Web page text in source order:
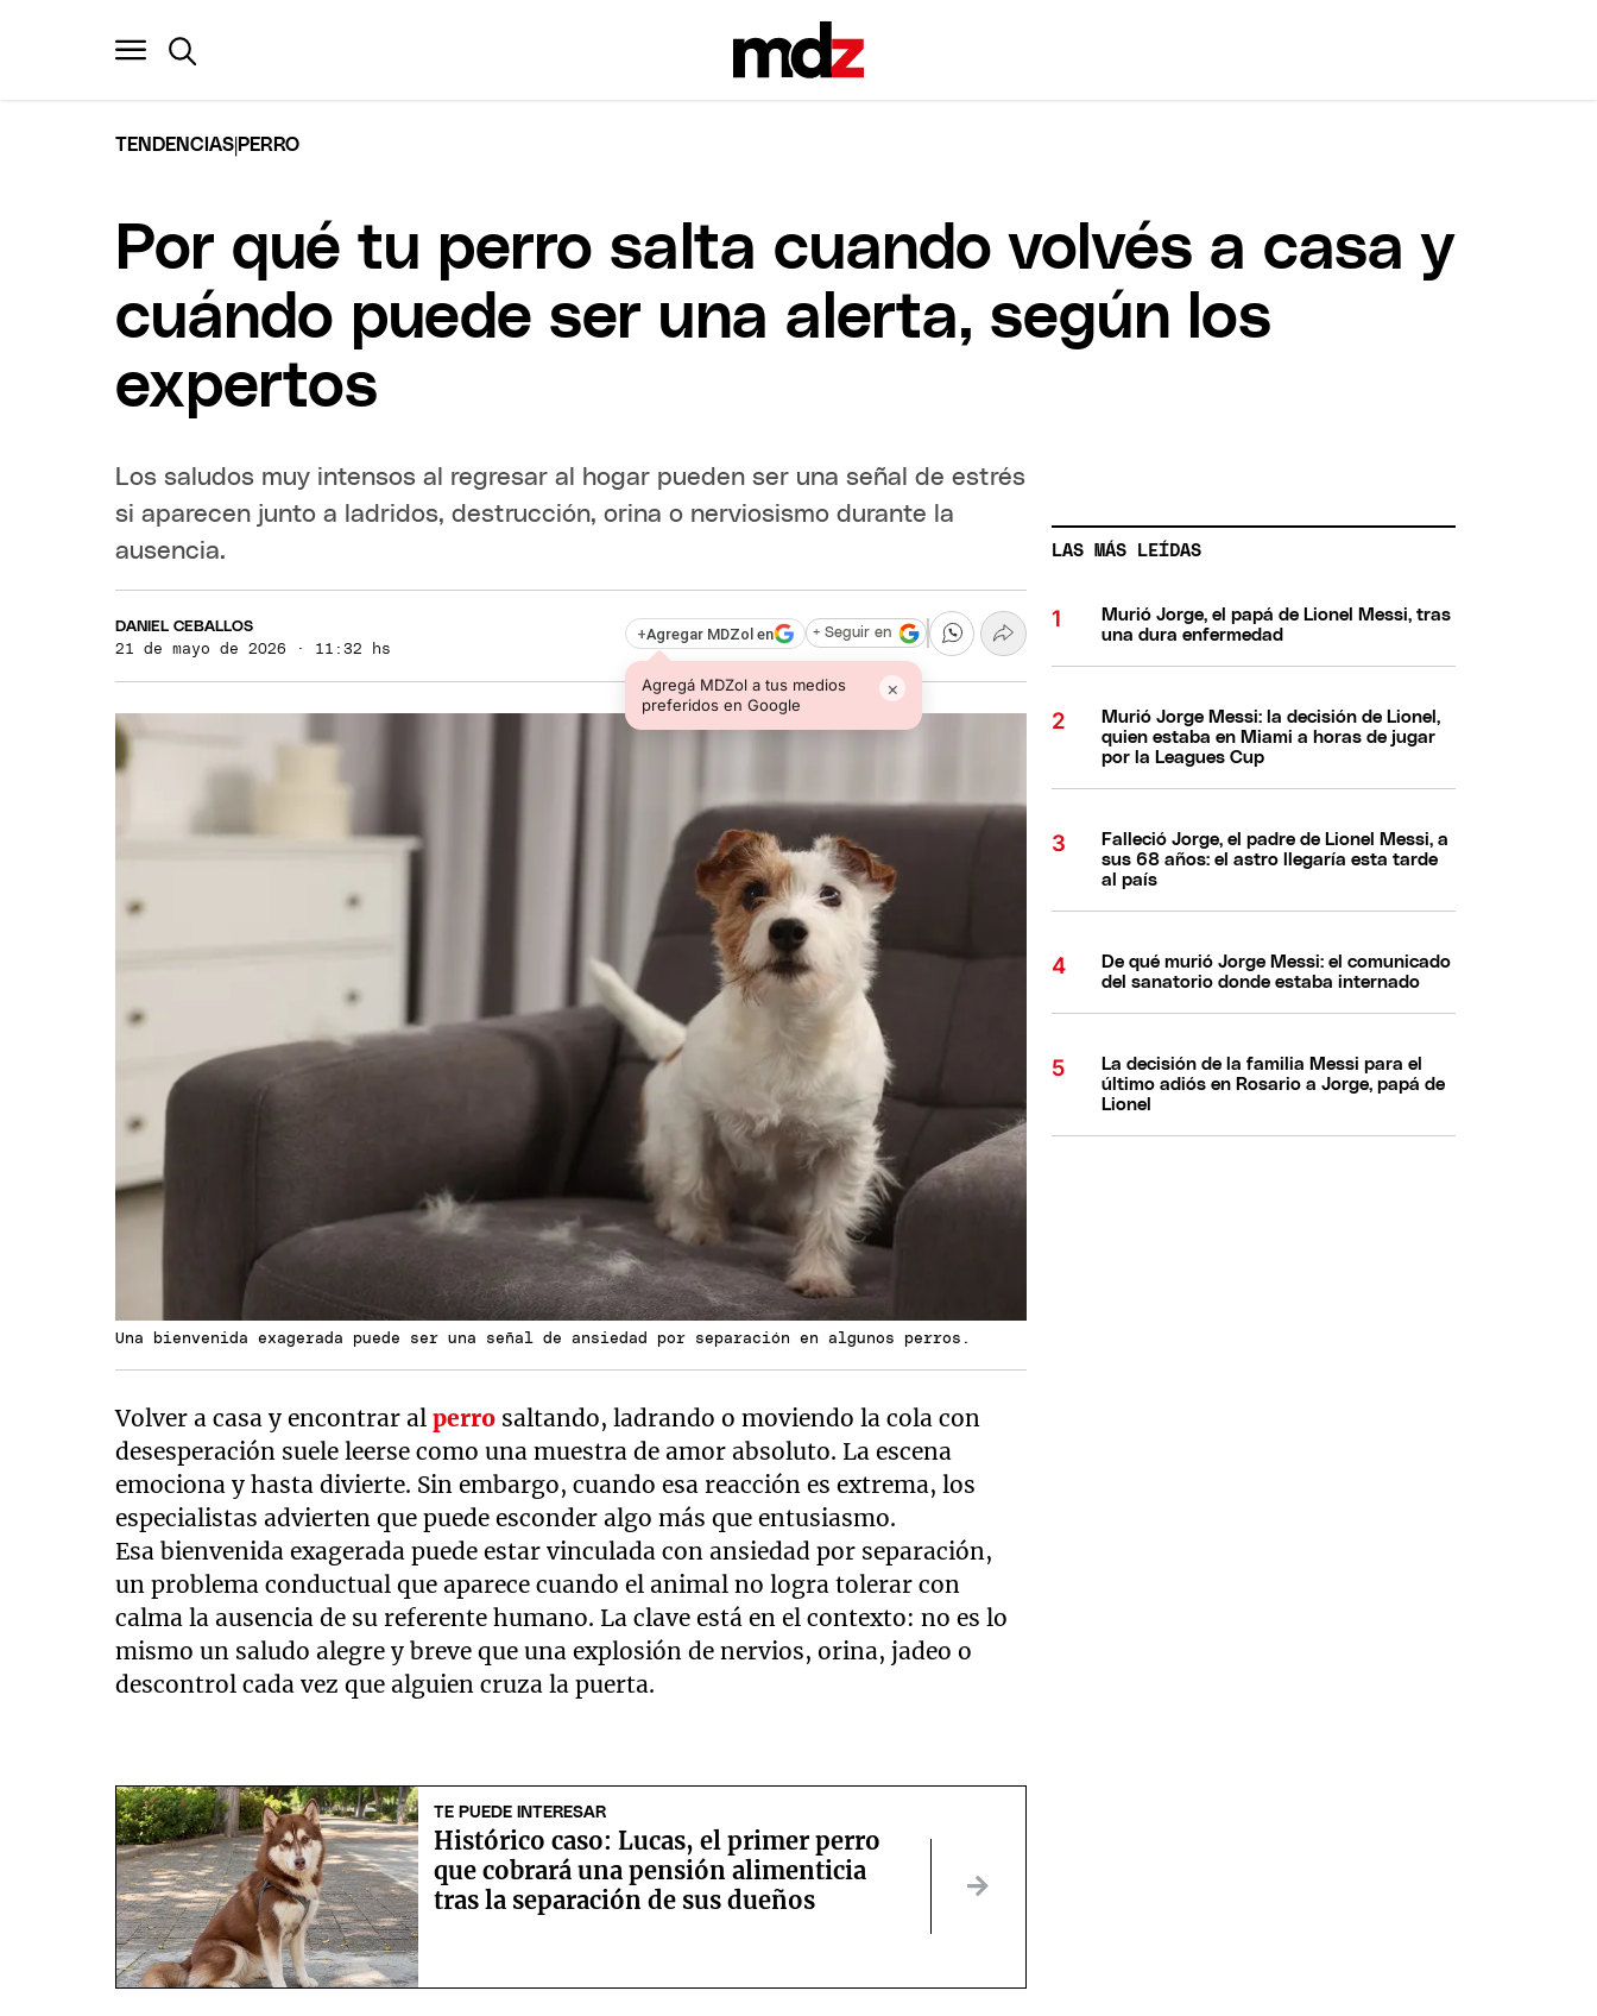
TENDENCIAS PERRO
Por qué tu perro salta cuando volvés a casa y
cuándo puede ser una alerta, según los
expertos
Los saludos muy intensos al regresar al hogar pueden ser una señal de estrés
si aparecen junto a ladridos, destrucción, orina o nerviosismo durante la
ausencia.
DANIEL CEBALLOS
21 de mayo de 2026 · 11:32 hs
+Agregar MDZol en
Agregá MDZol a tus medios
preferidos en Google
×
+ Seguir en
Una bienvenida exagerada puede ser una señal de ansiedad por separación en algunos perros.
Volver a casa y encontrar alperro saltando, ladrando o moviendo la cola con
desesperación suele leerse como una muestra de amor absoluto. La escena
emociona y hasta divierte. Sin embargo, cuando esa reacción es extrema, los
especialistas advierten que puede esconder algo más que entusiasmo.
Esa bienvenida exagerada puede estar vinculada con ansiedad por separación,
un problema conductual que aparece cuando el animal no logra tolerar con
calma la ausencia de su referente humano. La clave está en el contexto: no es lo
mismo un saludo alegre y breve que una explosión de nervios, orina, jadeo o
descontrol cada vez que alguien cruza la puerta.
TE PUEDE INTERESAR
Histórico caso: Lucas, el primer perro
que cobrará una pensión alimenticia
tras la separación de sus dueños
LAS MÁS LEÍDAS
Murió Jorge, el papá de Lionel Messi, tras
una dura enfermedad
Murió Jorge Messi: la decisión de Lionel,
quien estaba en Miami a horas de jugar
por la Leagues Cup
Falleció Jorge, el padre de Lionel Messi, a
sus 68 años: el astro llegaría esta tarde
al país
De qué murió Jorge Messi: el comunicado
del sanatorio donde estaba internado
La decisión de la familia Messi para el
último adiós en Rosario a Jorge, papá de
Lionel